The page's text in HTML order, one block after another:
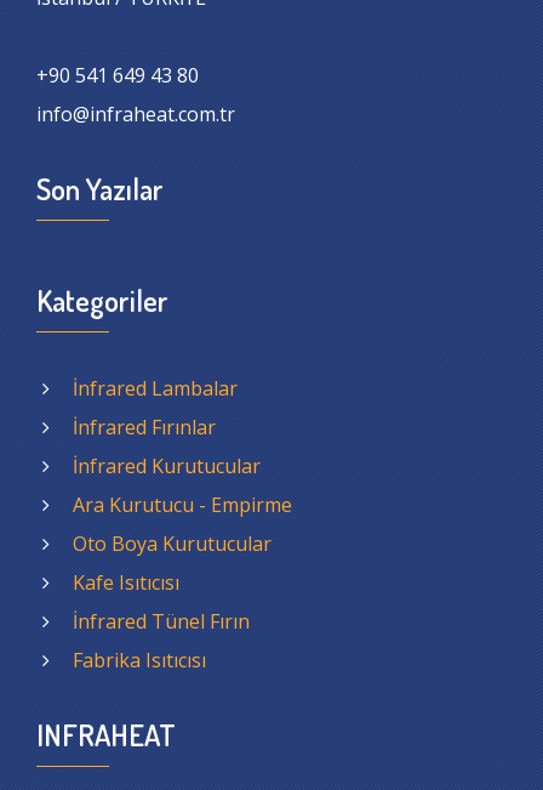
+90 541 649 43 80
info@infraheat.com.tr
Son Yazılar
Kategoriler
İnfrared Lambalar
İnfrared Fırınlar
İnfrared Kurutucular
Ara Kurutucu - Empirme
Oto Boya Kurutucular
Kafe Isıtıcısı
İnfrared Tünel Fırın
Fabrika Isıtıcısı
INFRAHEAT